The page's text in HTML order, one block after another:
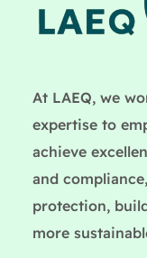
At LAEQ, we
expertise to
achieve
and
protection,
more